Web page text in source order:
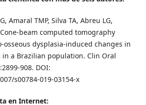
Amaral TMP, Silva TA, Abreu LG,
beam computed tomography
osseous dysplasia-induced changes in
a Brazilian population. Clin Oral
908. DOI:
s00784-019-03154-x
en Internet: